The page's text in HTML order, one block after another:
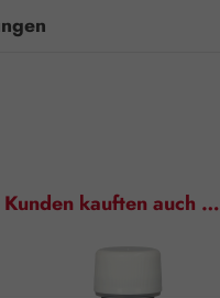
überspringenkauften auch …